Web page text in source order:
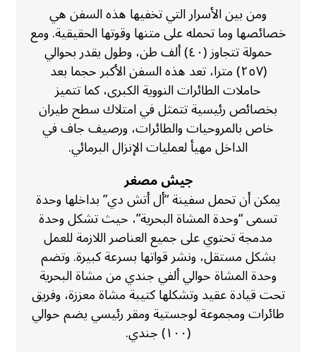
ومن بين الأسرار التي تخفيها هذه السفن هي
خصائصها وما تحمله على متنها وقوتها الحقيقية. ومع
حمولة تتجاوز (٤٠) ألف طن، وطول يقدر بحوالي
(٢٥٧) مترا، تعد هذه السفن الأكبر حجما بعد
حاملات الطائرات النووية الكبرى، كما تتميز
بخصائص رئيسية تتمثل في امتلاك سطح طيران
خاص بالمروحيات والطائرات، ورصيف جاف في
الداخل مهيأ لعمليات الإنزال البرمائي.
جيش مصغر
يمكن أن تحمل سفينة “أل أتش دي” بداخلها وحدة
تسمى “وحدة المشاة البحرية”، حيث تشكل وحدة
مدمجة تحتوي على جميع العناصر اللازمة للعمل
بشكل مستقل، ونشر قواتها بسرعة كبيرة. وتضم
وحدة المشاة حوالي ألفي جندي من مشاة البحرية
تحت قيادة عقيد وتشكلها كتيبة مشاة معززة، وفريق
طائرات ومجموعة لوجستية ومقر رئيسي يضم حوالي
(١٠٠) جندي.